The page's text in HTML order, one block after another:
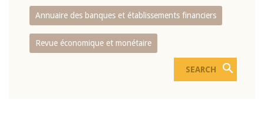
Annuaire des banques et établissements financiers
Revue économique et monétaire